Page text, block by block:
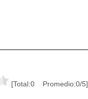
[Total:0 Promedio:0/5]